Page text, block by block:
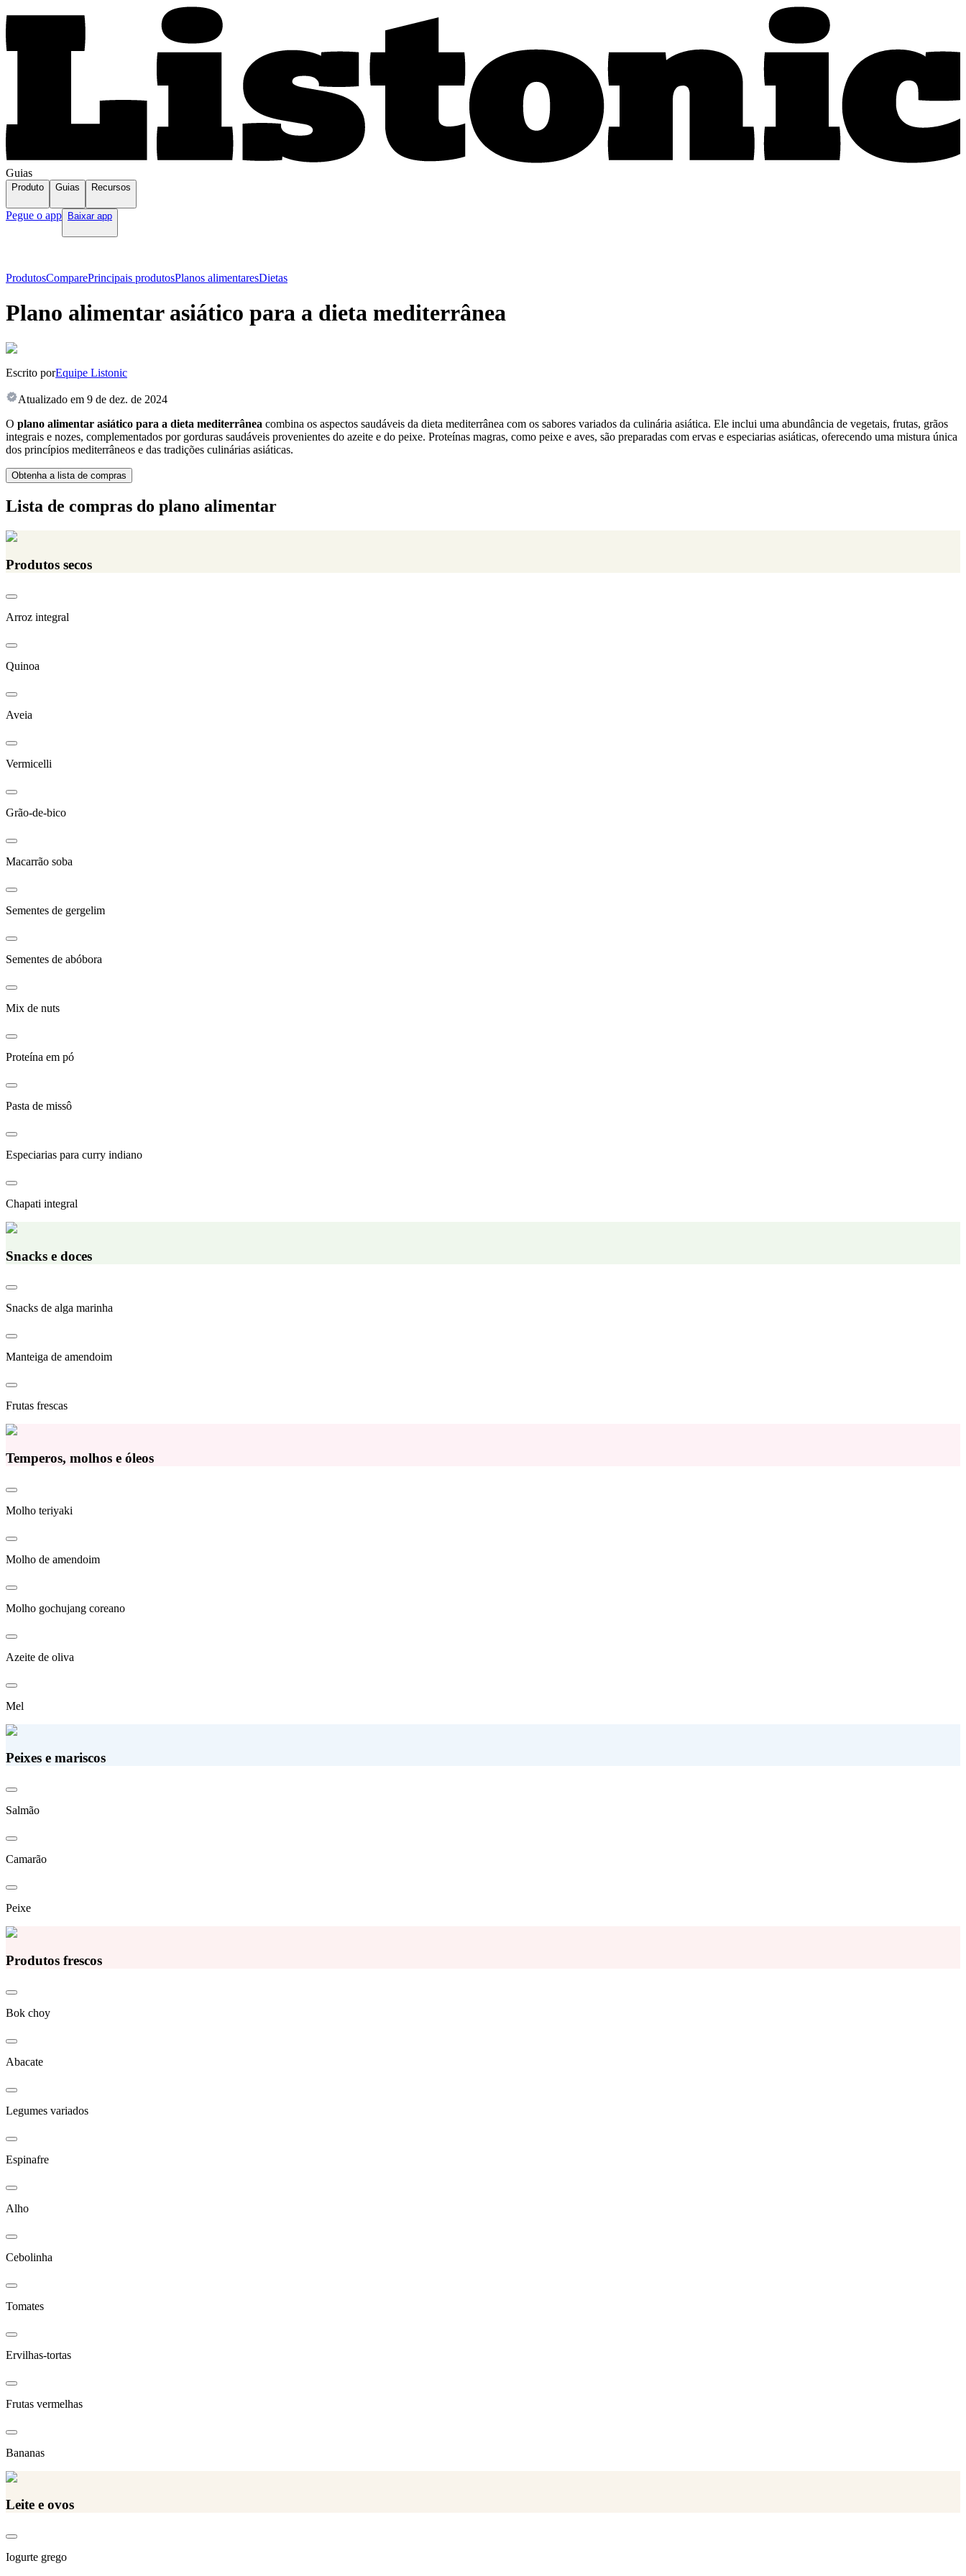
Guias
Produto Guias Recursos
Pegue o app Baixar app
ProdutosComparePrincipais produtosPlanos alimentaresDietas
Plano alimentar asiático para a dieta mediterrânea
Escrito porEquipe Listonic
Atualizado em 9 de dez. de 2024
O plano alimentar asiático para a dieta mediterrânea combina os aspectos saudáveis da dieta mediterrânea com os sabores variados da culinária asiática. Ele inclui uma abundância de vegetais, frutas, grãos
integrais e nozes, complementados por gorduras saudáveis provenientes do azeite e do peixe. Proteínas magras, como peixe e aves, são preparadas com ervas e especiarias asiáticas, oferecendo uma mistura única
dos princípios mediterrâneos e das tradições culinárias asiáticas.
Obtenha a lista de compras
Lista de compras do plano alimentar
Produtos secos
Arroz integral
Quinoa
Aveia
Vermicelli
Grão-de-bico
Macarrão soba
Sementes de gergelim
Sementes de abóbora
Mix de nuts
Proteína em pó
Pasta de missô
Especiarias para curry indiano
Chapati integral
Snacks e doces
Snacks de alga marinha
Manteiga de amendoim
Frutas frescas
Temperos, molhos e óleos
Molho teriyaki
Molho de amendoim
Molho gochujang coreano
Azeite de oliva
Mel
Peixes e mariscos
Salmão
Camarão
Peixe
Produtos frescos
Bok choy
Abacate
Legumes variados
Espinafre
Alho
Cebolinha
Tomates
Ervilhas-tortas
Frutas vermelhas
Bananas
Leite e ovos
Iogurte grego